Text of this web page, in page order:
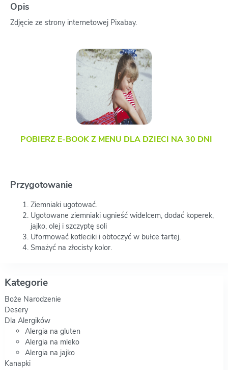
Opis
Zdjęcie ze strony internetowej Pixabay.
POBIERZ E-BOOK Z MENU DLA DZIECI NA 30 DNI
Przygotowanie
Ziemniaki ugotować.
Ugotowane ziemniaki ugnieść widelcem, dodać koperek,
jajko, olej i szczyptę soli
Uformować kotleciki i obtoczyć w bułce tartej.
Smażyć na złocisty kolor.
Kategorie
Boże Narodzenie
Desery
Dla Alergików
Alergia na gluten
Alergia na mleko
Alergia na jajko
Kanapki